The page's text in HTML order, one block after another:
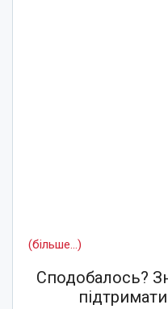
(більше…)
Сподобалось?